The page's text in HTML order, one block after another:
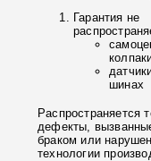
Гарантия не
шинах
Распространяется
дефекты,
браком или
технологии